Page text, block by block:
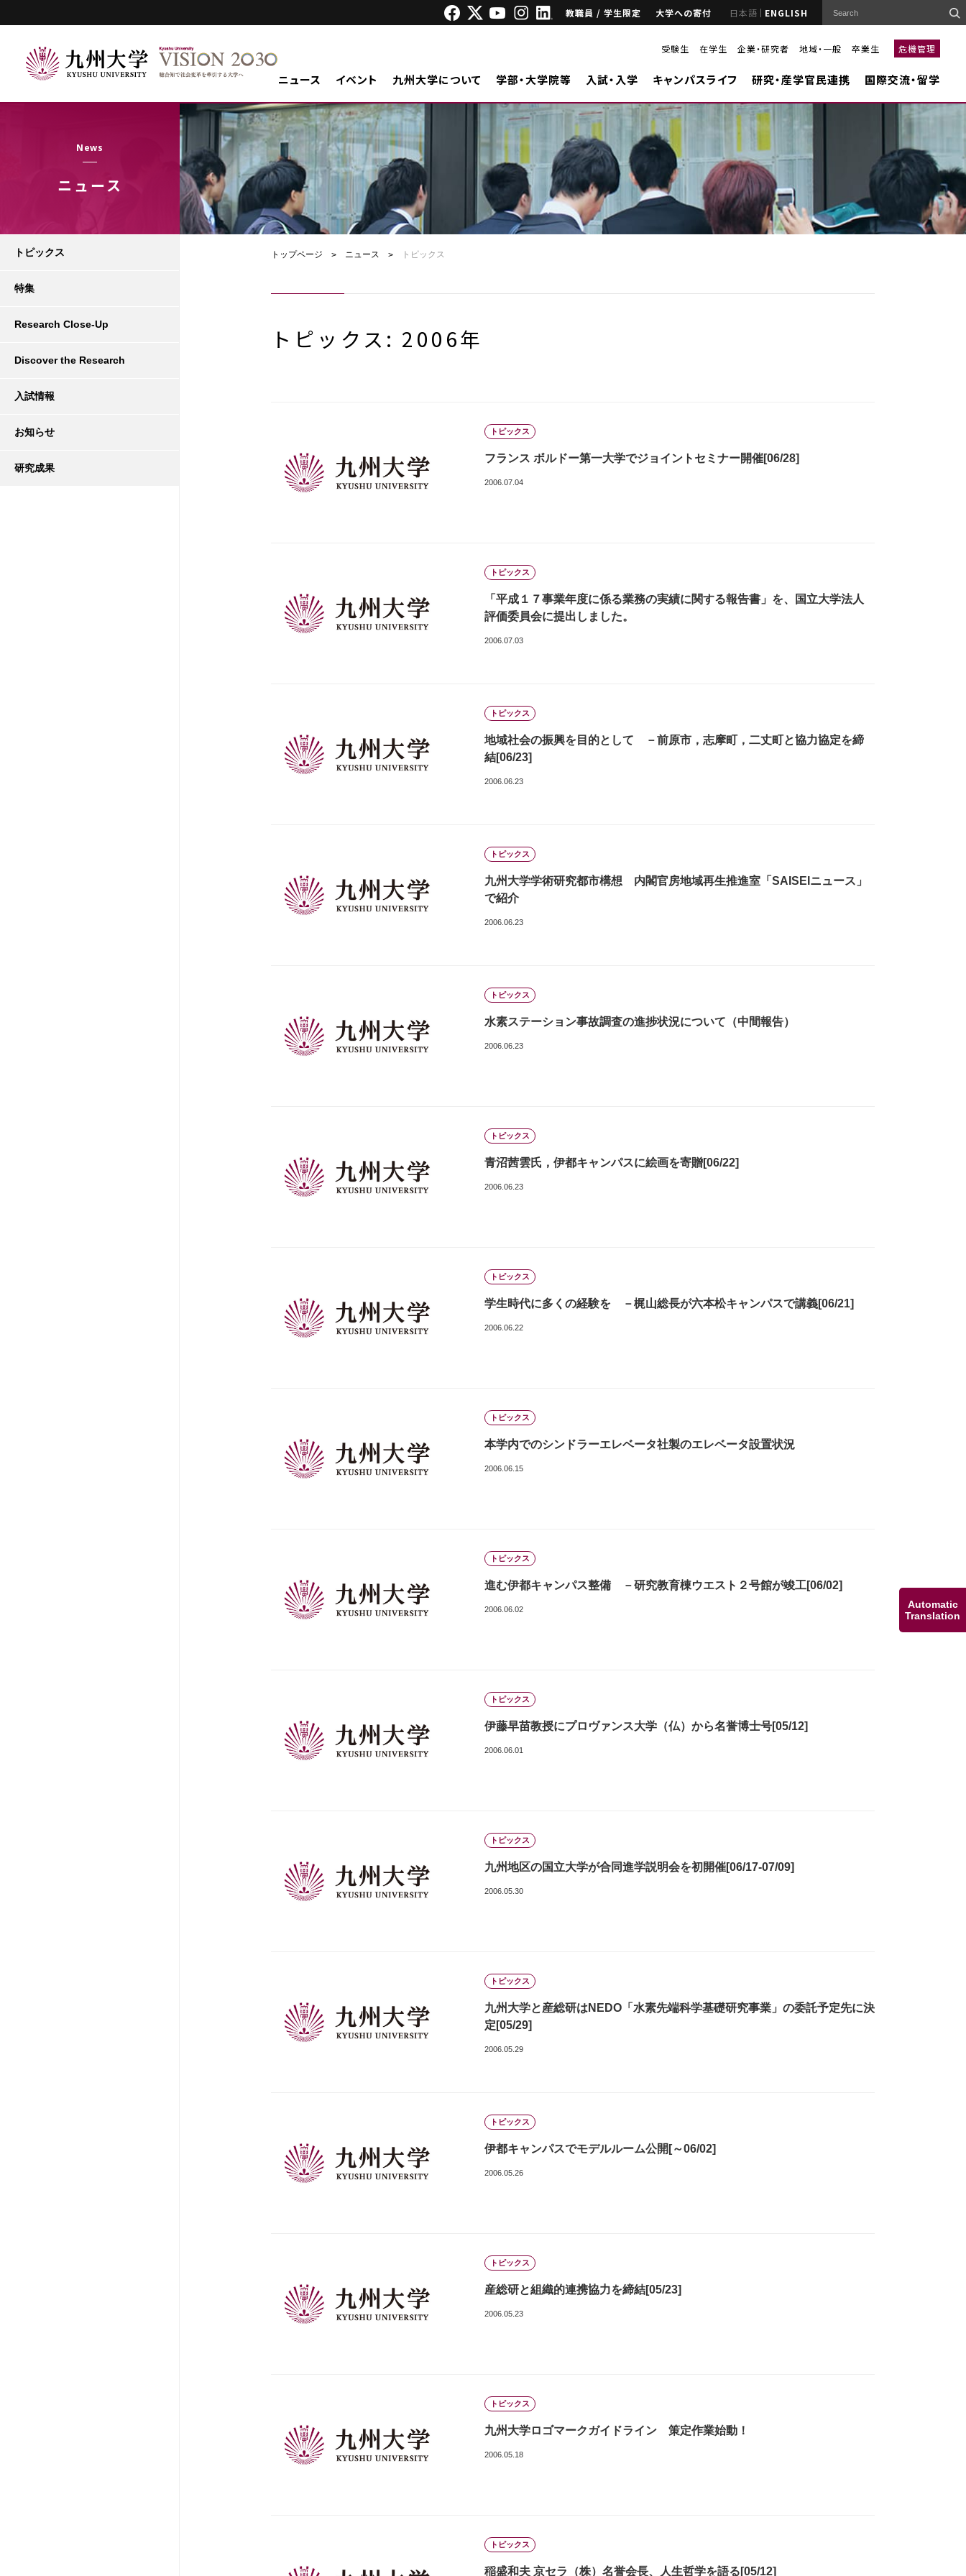
Automatic
Translation
教職員 / 学生限定 大学への寄付 日本語 ENGLISH
受験生 在学生 企業・研究者 地域・一般 卒業生 危機管理
ニュース イベント 九州大学について 学部・大学院等 入試・入学 キャンパスライフ 研究・産学官民連携 国際交流・留学
News
ニュース
トップページ ニュース トピックス
トピックス: 2006年
トピックス
フランス ボルドー第一大学でジョイントセミナー開催[06/28]
2006.07.04
トピックス
「平成１７事業年度に係る業務の実績に関する報告書」を、国立大学法人
評価委員会に提出しました。
2006.07.03
トピックス
地域社会の振興を目的として －前原市，志摩町，二丈町と協力協定を締
結[06/23]
2006.06.23
トピックス
九州大学学術研究都市構想 内閣官房地域再生推進室「SAISEIニュース」
で紹介
2006.06.23
トピックス
水素ステーション事故調査の進捗状況について（中間報告）
2006.06.23
トピックス
青沼茜雲氏，伊都キャンパスに絵画を寄贈[06/22]
2006.06.23
トピックス
学生時代に多くの経験を －梶山総長が六本松キャンパスで講義[06/21]
2006.06.22
トピックス
本学内でのシンドラーエレベータ社製のエレベータ設置状況
2006.06.15
トピックス
進む伊都キャンパス整備 －研究教育棟ウエスト２号館が竣工[06/02]
2006.06.02
トピックス
伊藤早苗教授にプロヴァンス大学（仏）から名誉博士号[05/12]
2006.06.01
トピックス
九州地区の国立大学が合同進学説明会を初開催[06/17-07/09]
2006.05.30
トピックス
九州大学と産総研はNEDO「水素先端科学基礎研究事業」の委託予定先に決
定[05/29]
2006.05.29
トピックス
伊都キャンパスでモデルルーム公開[～06/02]
2006.05.26
トピックス
産総研と組織的連携協力を締結[05/23]
2006.05.23
トピックス
九州大学ロゴマークガイドライン 策定作業始動！
2006.05.18
トピックス
稲盛和夫 京セラ（株）名誉会長、人生哲学を語る[05/12]
トピックス
特集
Research Close-Up
Discover the Research
入試情報
お知らせ
研究成果